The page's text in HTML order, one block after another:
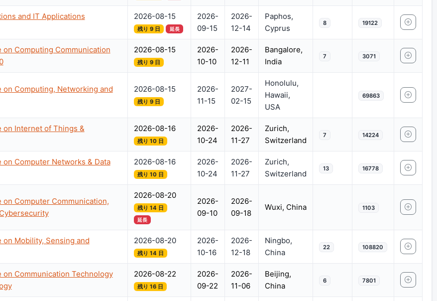
and IT Applications
2026-08-15
残り 9 日 延長
2026-
09-15
2026-
12-14
Paphos,
Cyprus
8 19122
Computing Communication
2026-08-15
残り 9 日
2026-
10-10
2026-
12-11
Bangalore,
India
7 3071
Computing, Networking and
2026-08-15
残り 9 日
2026-
11-15
2027-
02-15
Honolulu,
Hawaii,
USA
69863
on Internet of Things &
2026-08-16
残り 10 日
2026-
10-24
2026-
11-27
Zurich,
Switzerland
7 14224
Computer Networks & Data
2026-08-16
残り 10 日
2026-
10-24
2026-
11-27
Zurich,
Switzerland
13 16778
Computer Communication,
2026-08-20
残り 14 日
延長
2026-
09-10
2026-
09-18
Wuxi, China 1103
Mobility, Sensing and
2026-08-20
残り 14 日
2026-
10-16
2026-
12-18
Ningbo,
China
22 108820
Communication Technology
2026-08-22
残り 16 日
2026-
09-22
2026-
11-06
Beijing,
China
6 7801